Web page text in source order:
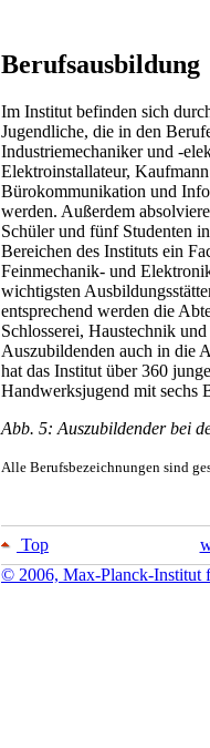
Berufsausbildung
Im Institut befinden sich
Jugendliche, die in den
Industriemechaniker und -
Elektroinstallateur,
Bürokommunikation und
werden. Außerdem
Schüler und fünf Studenten
Bereichen des Instituts ein
Feinmechanik- und
wichtigsten
entsprechend werden die
Schlosserei, Haustechnik
Auszubildenden auch in die
hat das Institut über 360
Handwerksjugend mit sechs
Abb. 5: Auszubildender bei
Alle Berufsbezeichnungen sind
Top
© 2006, Max-Planck-Institut